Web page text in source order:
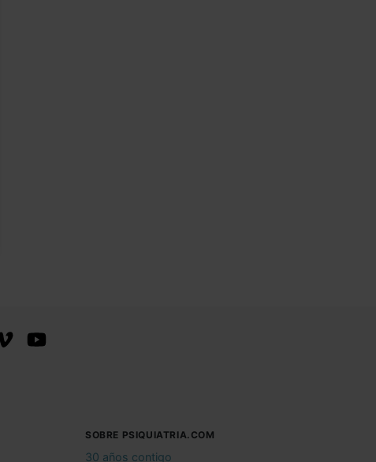
SOBRE PSIQUIATRIA.COM
30 años contigo